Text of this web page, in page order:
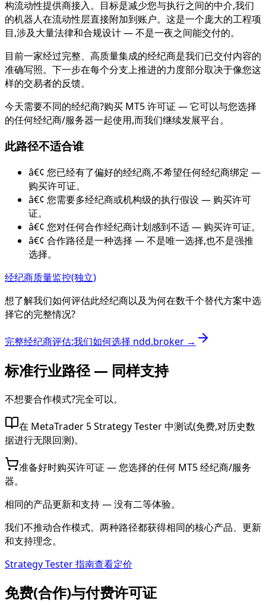
构流动性提供商接入。目标是减少您与执行之间的中介,我们
的机器人在流动性层直接附加到账户。这是一个庞大的工程项
目,涉及大量法律和合规设计 — 不是一夜之间能交付的。
目前一家经过完整、高质量集成的经纪商是我们已交付内容的
准确写照。下一步在每个分支上推进的力度部分取决于像您这
样的交易者的反馈。
今天需要不同的经纪商?购买 MT5 许可证 — 它可以与您选择
的任何经纪商/服务器一起使用,而我们继续发展平台。
此路径不适合谁
â€¢ 您已经有了偏好的经纪商,不希望任何经纪商绑定 —
购买许可证。
â€¢ 您需要多经纪商或机构级的执行假设 — 购买许可
证。
â€¢ 您对任何合作经纪商计划感到不适 — 购买许可证。
â€¢ 合作路径是一种选择 — 不是唯一选择,也不是强推
选择。
经纪商质量监控(独立)
想了解我们如何评估此经纪商以及为何在数千个替代方案中选
择它的完整情况?
完整经纪商评估:我们如何选择 ndd.broker →
标准行业路径 — 同样支持
不想要合作模式?完全可以。
在 MetaTrader 5 Strategy Tester 中测试(免费,对历史数
据进行无限回测)。
准备好时购买许可证 — 您选择的任何 MT5 经纪商/服务
器。
相同的产品更新和支持 — 没有二等体验。
我们不推动合作模式。两种路径都获得相同的核心产品、更新
和支持理念。
Strategy Tester 指南查看定价
免费(合作)与付费许可证